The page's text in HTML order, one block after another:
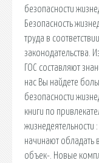
безопасности
Безопасность
труда в
законодательства.
ГОС составляют
нас Вы найдете
безопасности
книги по
начинают обладать
объек-. Новые